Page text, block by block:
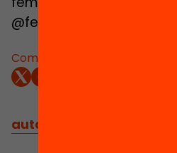
Comparteix:
@femeducacio
autors